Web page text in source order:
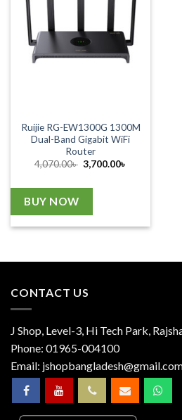
Ruijie RG-EW1300G 1300M
Dual-Band Gigabit WiFi
Router
4,070.00৳ Original
price
4,070.00৳ .
3,700.00৳
BUY NOW
CONTACT US
J Shop, Level-3, Hi Tech Park,
Phone: 01965-004100
Email: